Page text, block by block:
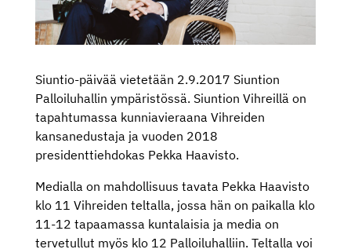
Siuntio-päivää vietetään 2.9.2017 Siuntion
Palloiluhallin ympäristössä. Siuntion Vihreillä on
tapahtumassa kunniavieraana Vihreiden
kansanedustaja ja vuoden 2018
presidenttiehdokas Pekka Haavisto.
Medialla on mahdollisuus tavata Pekka Haavisto
klo 11 Vihreiden teltalla, jossa hän on paikalla klo
11-12 tapaamassa kuntalaisia ja media on
tervetullut myös klo 12 Palloiluhalliin. Teltalla voi